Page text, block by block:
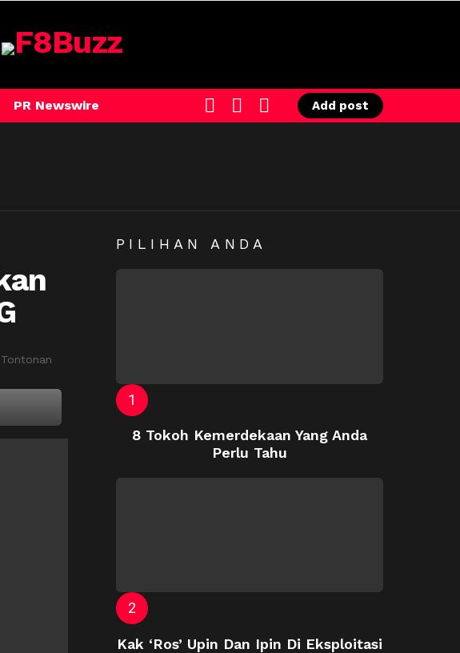
PR Newswire
SWITCHSEARCHLOGIN
Add post
Tontonan
PILIHAN ANDA
8 Tokoh Kemerdekaan Yang Anda
Perlu Tahu
Kak ‘Ros’ Upin Dan Ipin Di Eksploitasi